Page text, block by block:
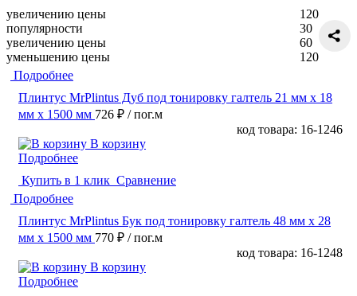
увеличению цены
популярности
увеличению цены
уменьшению цены
120
30
60
120
Подробнее
Плинтус MrPlintus Дуб под тонировку галтель 21 мм х 18
мм х 1500 мм 726 ₽ / пог.м
код товара: 16-1246
В корзину
Подробнее
Купить в 1 клик Сравнение
Подробнее
Плинтус MrPlintus Бук под тонировку галтель 48 мм х 28
мм х 1500 мм 770 ₽ / пог.м
код товара: 16-1248
В корзину
Подробнее